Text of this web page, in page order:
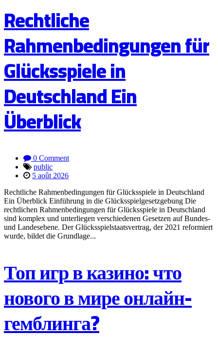
Rechtliche
Rahmenbedingungen für
Glücksspiele in
Deutschland Ein
Überblick
0 Comment
public
5 août 2026
Rechtliche Rahmenbedingungen für Glücksspiele in Deutschland
Ein Überblick Einführung in die Glücksspielgesetzgebung Die
rechtlichen Rahmenbedingungen für Glücksspiele in Deutschland
sind komplex und unterliegen verschiedenen Gesetzen auf Bundes-
und Landesebene. Der Glücksspielstaatsvertrag, der 2021 reformiert
wurde, bildet die Grundlage...
Топ игр в казино: что
нового в мире онлайн-
гемблинга?